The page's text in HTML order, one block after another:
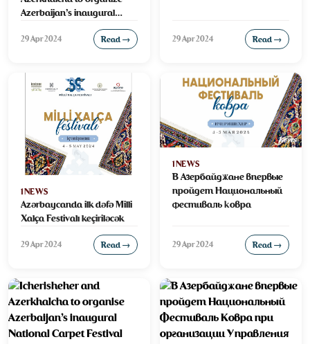
Azerbaijan’s inaugural
National Carpet Festival
29 Apr 2024 Read → 29 Apr 2024 Read →
1NEWS
Azərbaycanda ilk dəfə Milli
Xalça Festivalı keçiriləcək
29 Apr 2024 Read →
1NEWS
В Азербайджане впервые
пройдет Национальный
фестиваль ковра
29 Apr 2024 Read →